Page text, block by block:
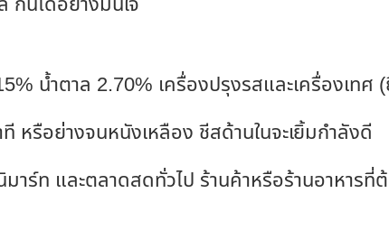
น้ำตาล 2.70% เครื่องปรุงรสและเครื่องเท
หรือย่างจนหนังเหลือง ชีสด้านในจะเยิ้มกำลังดี
าร์ท และตลาดสดทั่วไป ร้านค้าหรือร้านอาหาร